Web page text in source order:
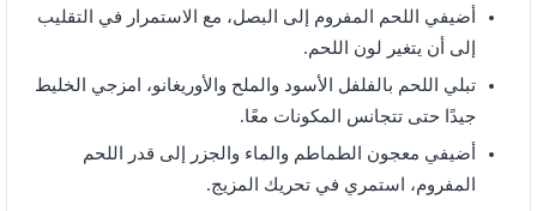
أضيفي اللحم المفروم إلى البصل، مع الاستمرار في التقليب
إلى أن يتغير لون اللحم.
تبلي اللحم بالفلفل الأسود والملح والأوريغانو، امزجي الخليط
جيدًا حتى تتجانس المكونات معًا.
أضيفي معجون الطماطم والماء والجزر إلى قدر اللحم
المفروم، استمري في تحريك المزيج.